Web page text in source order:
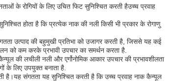
के रोगियों के लिए उचित फिट सुनिश्चित करती हैउच्च प्रवाह
होता है कि प्रत्येक नाक की नली किसी भी प्रकार के रोगाणु
उत्पाद की बहुमुखी प्रतिभा को उजागर करती है, जिससे यह कई
को कम करके प्रभावी उपचार का समर्थन करता है.
की लचीली नली और एर्गोनोमिक आकार उपचार की प्रभावशीलता
के लिए उपयुक्त बनाता है.
है।यह संगतता यह सुनिश्चित करती है कि उच्च प्रवाह नाक कैन्यूल